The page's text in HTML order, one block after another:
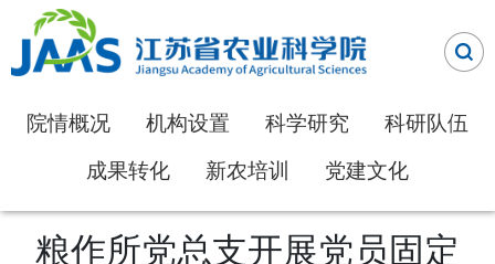
院情概况 机构设置 科学研究
科研队伍
成果转化
新农培训 党建文化
粮作所党总支开展党员固定